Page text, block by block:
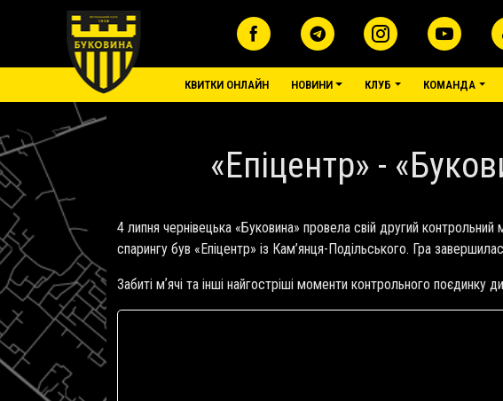
Перейти до основного вмісту
основне меню
КВИТКИ ОНЛАЙН НОВИНИ КЛУБ КОМАНДА
«Епіцентр» -
4 липня чернівецька «Буковина» провела свій другий
спарингу був «Епіцентр» із Кам’янця-Подільського. Гра
Забиті мʼячі та інші найгостріші моменти контрольного поєдинку